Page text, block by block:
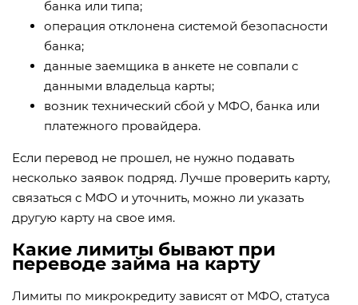
банка или типа;
операция отклонена системой безопасности
банка;
данные заемщика в анкете не совпали с
данными владельца карты;
возник технический сбой у МФО, банка или
платежного провайдера.
Если перевод не прошел, не нужно подавать
несколько заявок подряд. Лучше проверить карту,
связаться с МФО и уточнить, можно ли указать
другую карту на свое имя.
Какие лимиты бывают при
переводе займа на карту
Лимиты по микрокредиту зависят от МФО, статуса